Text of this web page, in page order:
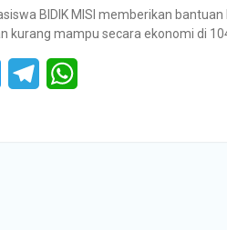
BIDIK MISI memberikan
kurang mampu secara ekonomi di
Twitter Telegram